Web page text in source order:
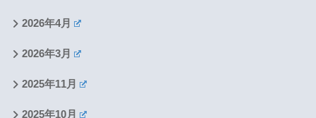
2026年4月
2026年3月
2025年11月
2025年10月